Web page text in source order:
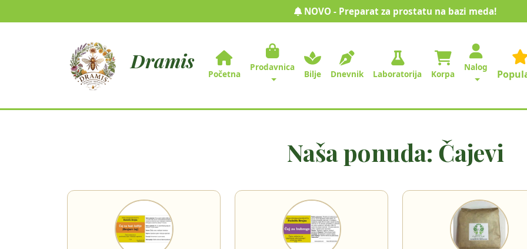
NOVO - Preparat za prostatu na bazi meda!
Dramis
Početna
Prodavnica
Bilje Dnevnik Laboratorija Korpa
Nalog
Naša ponuda: Čajevi